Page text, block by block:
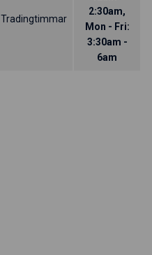
Tradingtimmar
2:30am,
Mon - Fri:
3:30am -
6am